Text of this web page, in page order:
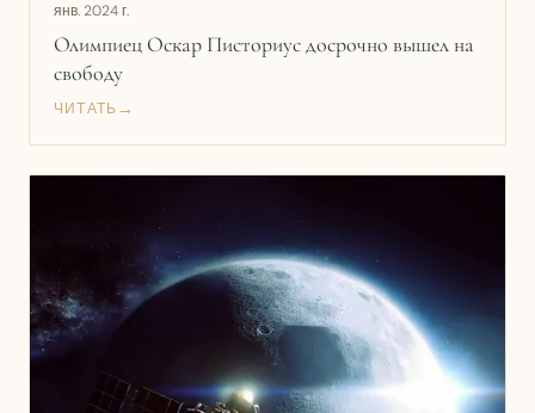
янв. 2024 г.
Олимпиец Оскар Писториус досрочно вышел на
свободу
ЧИТАТЬ →